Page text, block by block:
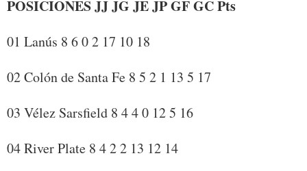
POSICIONES JJ JG JE JP GF GC Pts
01 Lanús 8 6 0 2 17 10 18
02 Colón de Santa Fe 8 5 2 1 13 5 17
03 Vélez Sarsfield 8 4 4 0 12 5 16
04 River Plate 8 4 2 2 13 12 14